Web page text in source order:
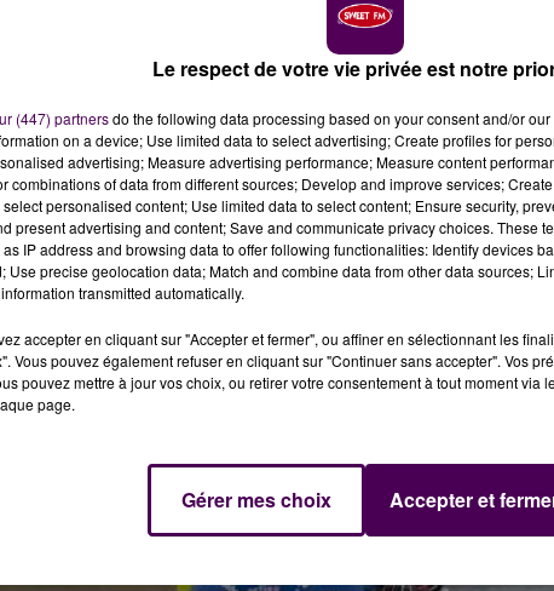
est complété, au général, par le trio Róman Ramos
ZW-10R #11 engagée par le team françaisWebike
d'
Kassovitz qui a donné le départ de cette 48e
jours et marquée par de fréquentes pluies :la Suzuki
du titre, en a largement fait les frais en chutant
ses chances de rempiler.
Le respect de votre vie privée est notre
(447) partnersdo the following data processing based on your consent and/or
on a device; Use limited data to select advertising; Create profiles for
advertising; Measure advertising performance; Measure content
combinations of data from different sources; Develop and improve services;
personalised content; Use limited data to select content; Ensure security,
present advertising and content; Save and communicate privacy choices. These
IP address and browsing data to offer following functionalities: Identify devices
Use precise geolocation data; Match and combine data from other data sources;
transmitted automatically.
accepter en cliquant sur "Accepter et fermer", ou affiner en sélectionnant les
Vous pouvez également refuser en cliquant sur "Continuer sans accepter". Vos
pouvez mettre à jour vos choix, ou retirer votre consentement à tout moment via
page.
Gérer mes choix Accepter et